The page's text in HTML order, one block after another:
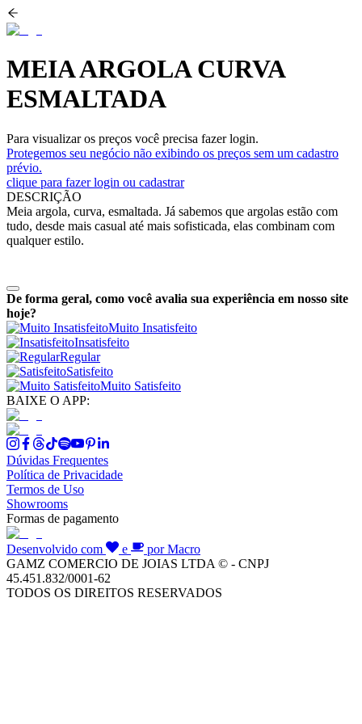
MEIA ARGOLA CURVA
ESMALTADA
Para visualizar os preços você precisa fazer login.
Protegemos seu negócio não exibindo os preços sem um cadastro
prévio.
clique para fazer login ou cadastrar
DESCRIÇÃO
Meia argola, curva, esmaltada. Já sabemos que argolas estão com
tudo, desde mais casual até mais sofisticada, elas combinam com
qualquer estilo.
De forma geral, como você avalia sua experiência em nosso site
hoje?
Muito Insatisfeito
Insatisfeito
Regular
Satisfeito
Muito Satisfeito
BAIXE O APP:
Dúvidas Frequentes
Política de Privacidade
Termos de Uso
Showrooms
Formas de pagamento
Desenvolvido com e
por Macro
GAMZ COMERCIO DE JOIAS LTDA © - CNPJ
45.451.832/0001-62
TODOS OS DIREITOS RESERVADOS